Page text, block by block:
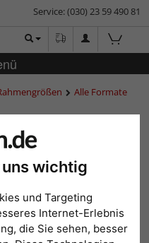
wichtig
und Targeting
Internet-Erlebnis
die Sie sehen, besser
Service: (030) 23 59 490 81
Alle Formate